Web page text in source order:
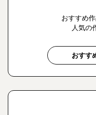
おすすめ
人気の
おすす